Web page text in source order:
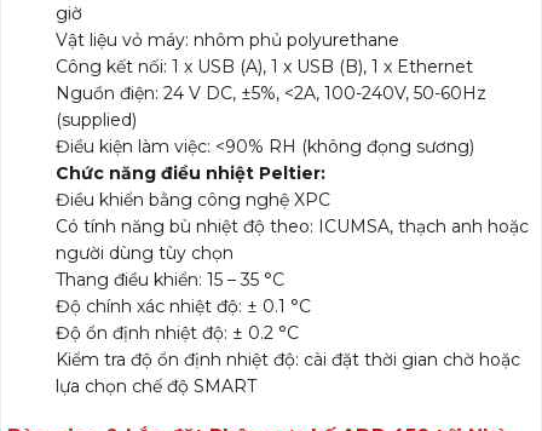
giờ
Vật liệu vỏ máy: nhôm phủ polyurethane
Công kết nối: 1 x USB (A), 1 x USB (B), 1 x Ethernet
Nguồn điện: 24 V DC, ±5%, <2A, 100-240V, 50-60Hz
(supplied)
Điều kiện làm việc: <90% RH (không đọng sương)
Chức năng điều nhiệt Peltier:
Điều khiển bằng công nghệ XPC
Có tính năng bù nhiệt độ theo: ICUMSA, thạch anh hoặc
người dùng tùy chọn
Thang điều khiển: 15 – 35 °C
Độ chính xác nhiệt độ: ± 0.1 °C
Độ ổn định nhiệt độ: ± 0.2 °C
Kiểm tra độ ổn định nhiệt độ: cài đặt thời gian chờ hoặc
lựa chọn chế độ SMART